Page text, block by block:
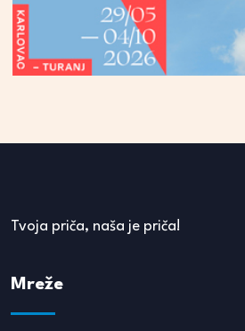
Tvoja priča, naša je priča!
Mreže